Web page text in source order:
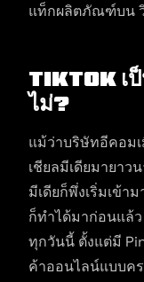
แท็กผลิตภัณฑ์บน วิ
TikTok เป็
ไม่?
แม้ว่าบริษัทอีคอม
เชียลมีเดียมายาว
มีเดียก็พึ่งเริ่มเข้า
ก็ทำได้มาก่อนแล้
ทุกวันนี้ ตั้งแต่มี
ค้าออนไลน์แบบคร